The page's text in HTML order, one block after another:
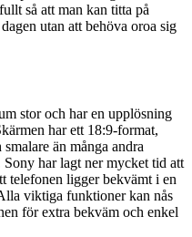
så att man kan titta på
utan att behöva oroa sig
stor och har en upplösning
har ett 18:9-format,
än många andra
Sony har lagt ner mycket tid att
telefonen ligger bekvämt i en
viktiga funktioner kan nås
för extra bekväm och enkel